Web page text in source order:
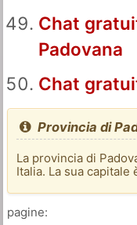
Chat
Padovana
Chat
Provincia di
La provincia di
Italia. La sua capitale
pagine: